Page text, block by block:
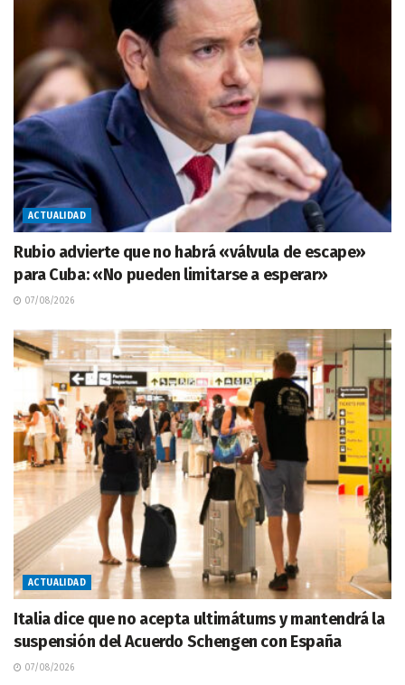
ACTUALIDAD
Rubio advierte que no habrá «válvula de escape»
para Cuba: «No pueden limitarse a esperar»
07/08/2026
ACTUALIDAD
Italia dice que no acepta ultimátums y mantendrá la
suspensión del Acuerdo Schengen con España
07/08/2026